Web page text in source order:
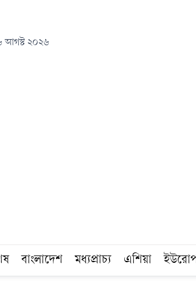
আগস্ট ২০২৬
বাংলাদেশ মধ্যপ্রাচ্য এশিয়া